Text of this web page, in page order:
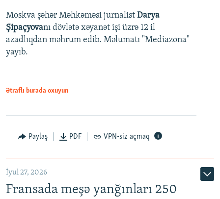
Moskva şəhər Məhkəməsi jurnalist Darya
Şipaçyovanı dövlətə xəyanət işi üzrə 12 il
azadlıqdan məhrum edib. Məlumatı "Mediazona"
yayıb.
Ətraflı burada oxuyun
Paylaş PDF VPN-siz açmaq
İyul 27, 2026
Fransada meşə yanğınları 250